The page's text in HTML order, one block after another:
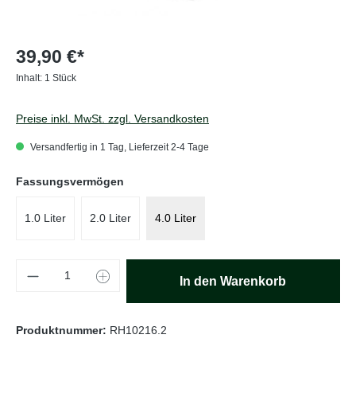
39,90 €*
Inhalt: 1 Stück
Preise inkl. MwSt. zzgl. Versandkosten
Versandfertig in 1 Tag, Lieferzeit 2-4 Tage
Fassungsvermögen
1.0 Liter 2.0 Liter 4.0 Liter
Produkt Anzahl: Gib den gewünschten
In den Warenkorb
Produktnummer: RH10216.2